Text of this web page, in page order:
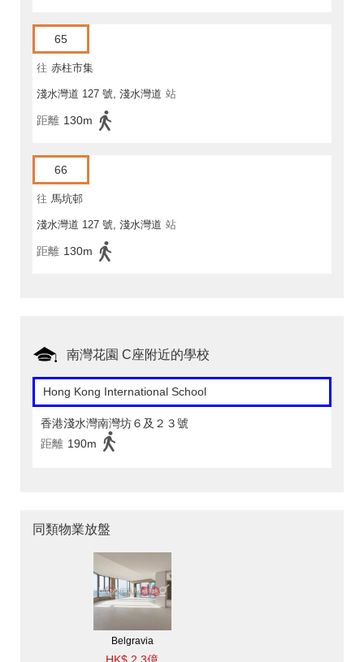
65
往 赤柱市集
淺水灣道 127 號, 淺水灣道 站
距離 130m
66
往 馬坑邨
淺水灣道 127 號, 淺水灣道 站
距離 130m
南灣花園 C座附近的學校
Hong Kong International School
香港淺水灣南灣坊６及２３號
距離 190m
同類物業放盤
Belgravia